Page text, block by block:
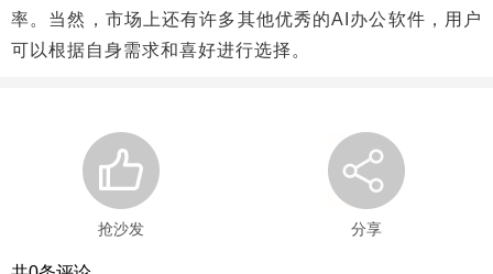
率。当然，市场上还有许多其他优秀的AI办公软件，用户
可以根据自身需求和喜好进行选择。
抢沙发 分享